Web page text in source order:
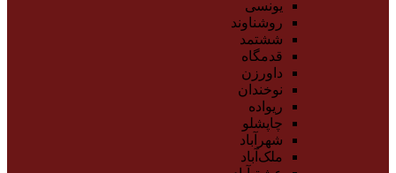
یونسی
روشناوند
ششتمد
قدمگاه
داورزن
نوخندان
ریواده
چاپشلو
شهرآباد
ملک‌آباد